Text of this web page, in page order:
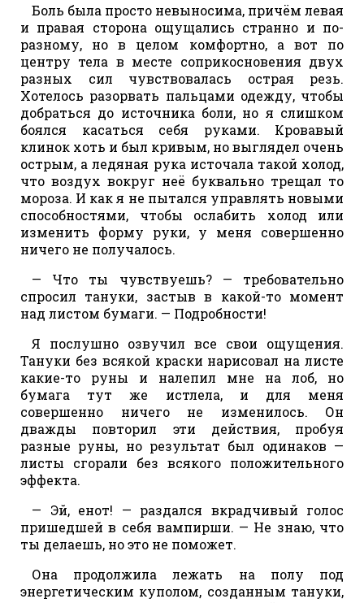
Боль была просто невыносима, причём левая
и правая сторона ощущались странно и по-
разному, но в целом комфортно, а вот по
центру тела в месте соприкосновения двух
разных сил чувствовалась острая резь.
Хотелось разорвать пальцами одежду, чтобы
добраться до источника боли, но я слишком
боялся касаться себя руками. Кровавый
клинок хоть и был кривым, но выглядел очень
острым, а ледяная рука источала такой холод,
что воздух вокруг неё буквально трещал то
мороза. И как я не пытался управлять новыми
способностями, чтобы ослабить холод или
изменить форму руки, у меня совершенно
ничего не получалось.
— Что ты чувствуешь? — требовательно
спросил тануки, застыв в какой-то момент
над листом бумаги. — Подробности!
Я послушно озвучил все свои ощущения.
Тануки без всякой краски нарисовал на листе
какие-то руны и налепил мне на лоб, но
бумага тут же истлела, и для меня
совершенно ничего не изменилось. Он
дважды повторил эти действия, пробуя
разные руны, но результат был одинаков —
листы сгорали без всякого положительного
эффекта.
— Эй, енот! — раздался вкрадчивый голос
пришедшей в себя вампирши. — Не знаю, что
ты делаешь, но это не поможет.
Она продолжила лежать на полу под
энергетическим куполом, созданным тануки,